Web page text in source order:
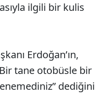
ilgili bir kulis
Erdoğan’ın,
“Bir tane otobüsle bir
dediğini